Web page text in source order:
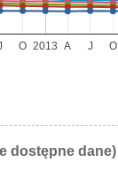
2013
O A J O
dostępne dane)